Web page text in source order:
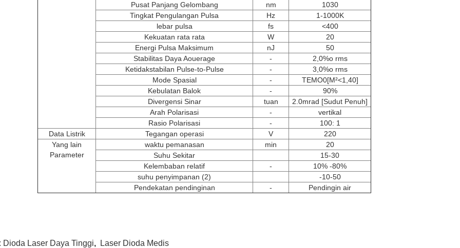
Pusat Panjang Gelombang
nm
1030
Tingkat Pengulangan Pulsa
Hz
1-1000K
lebar pulsa
fs <400
Kekuatan rata rata
W
20
Energi Pulsa Maksimum
nJ
50
Stabilitas Daya Aouerage
-
2,0%o rms
Ketidakstabilan Pulse-to-Pulse
-
3,0%o rms
Mode Spasial
-
TEMO0[M²<1,40]
Kebulatan Balok
-
90%
Divergensi Sinar
tuan
2.0mrad [Sudut Penuh]
Arah Polarisasi
-
vertikal
Rasio Polarisasi
-
100: 1
Data Listrik
Tegangan operasi V
220
Yang lain
Parameter
waktu pemanasan min
20
Suhu Sekitar
15-30
Kelembaban relatif
-
10% -80%
suhu penyimpanan (2)
-10-50
Pendekatan pendinginan
- Pendingin air
Dioda Laser Daya Tinggi, Laser Dioda Medis